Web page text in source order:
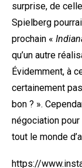
surprise, de
Spielberg
prochain «
qu’un autre
Évidemment, à
certainement
bon ? ».
négociation
tout le monde
https://